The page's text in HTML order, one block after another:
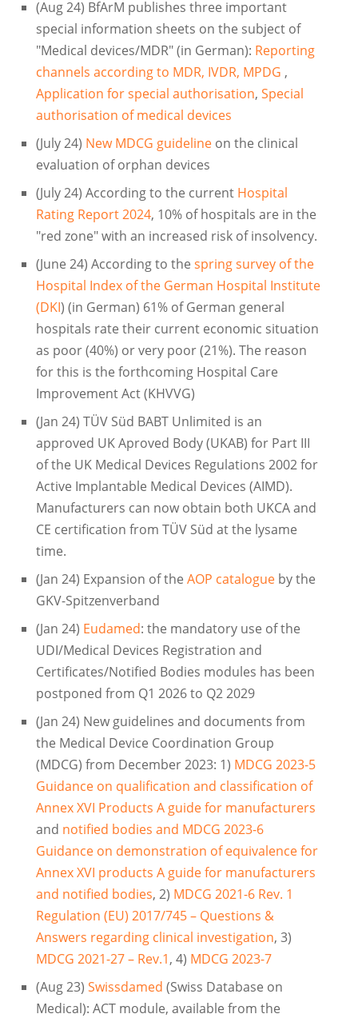
(Aug 24) BfArM publishes three important
special information sheets on the subject of
"Medical devices/MDR" (in German): Reporting
channels according to MDR, IVDR, MPDG ,
Application for special authorisation, Special
authorisation of medical devices
(July 24) New MDCG guidelineon the clinical
evaluation of orphan devices
(July 24) According to the current Hospital
Rating Report 2024, 10% of hospitals are in the
"red zone" with an increased risk of insolvency.
(June 24) According to the spring survey of the
Hospital Index of the German Hospital Institute
(DKI) (in German) 61% of German general
hospitals rate their current economic situation
as poor (40%) or very poor (21%). The reason
for this is the forthcoming Hospital Care
Improvement Act (KHVVG)
(Jan 24) TÜV Süd BABT Unlimited is an
approved UK Aproved Body (UKAB) for Part III
of the UK Medical Devices Regulations 2002 for
Active Implantable Medical Devices (AIMD).
Manufacturers can now obtain both UKCA and
CE certification from TÜV Süd at the lysame
time.
(Jan 24) Expansion of the AOP catalogueby the
GKV-Spitzenverband
(Jan 24) Eudamed: the mandatory use of the
UDI/Medical Devices Registration and
Certificates/Notified Bodies modules has been
postponed from Q1 2026 to Q2 2029
(Jan 24) New guidelines and documents from
the Medical Device Coordination Group
(MDCG) from December 2023: 1) MDCG 2023-5
Guidance on qualification and classification of
Annex XVI Products A guide for manufacturers
and notified bodies and MDCG 2023-6
Guidance on demonstration of equivalence for
Annex XVI products A guide for manufacturers
and notified bodies, 2) MDCG 2021-6 Rev. 1
Regulation (EU) 2017/745 – Questions &
Answers regarding clinical investigation, 3)
MDCG 2021-27 – Rev.1, 4) MDCG 2023-7
(Aug 23) Swissdamed (Swiss Database on
Medical): ACT module, available from the